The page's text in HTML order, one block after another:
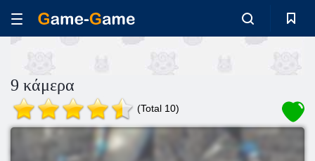
9 κάμερα
(Total 10)